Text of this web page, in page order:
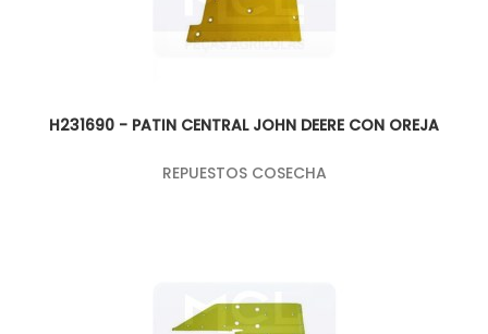
H231690 - PATIN CENTRAL JOHN DEERE CON OREJA
REPUESTOS COSECHA